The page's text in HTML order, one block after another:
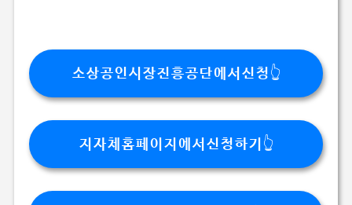
소상공인시장진흥공단에서신청👆
지자체홈페이지에서신청하기👆